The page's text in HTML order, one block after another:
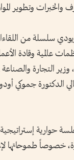
والخبرات وتطوير
سلسلة من
عالمية وقادة
التجارة والصناعة
الدكتورة جموكي
حوارية
خصوصاً طموحاتها